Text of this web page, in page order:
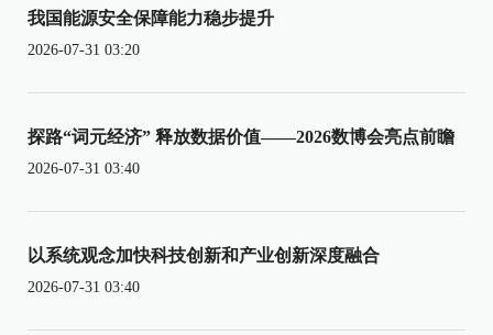
我国能源安全保障能力稳步提升
2026-07-31 03:20
探路“词元经济” 释放数据价值——2026数博会亮点前瞻
2026-07-31 03:40
以系统观念加快科技创新和产业创新深度融合
2026-07-31 03:40